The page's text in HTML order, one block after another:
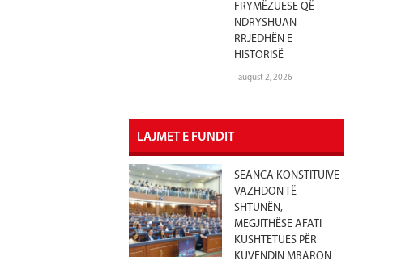
FRYMËZUESE QË
NDRYSHUAN
RRJEDHËN E
HISTORISË
august 2, 2026
LAJMET E FUNDIT
SEANCA KONSTITUIVE
VAZHDON TË
SHTUNËN,
MEGJITHËSE AFATI
KUSHTETUES PËR
KUVENDIN MBARON